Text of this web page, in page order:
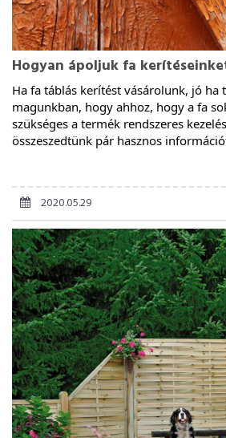
Hogyan ápoljuk fa
Ha fa táblás kerítést vásárolunk, jó ha
magunkban, hogy ahhoz, hogy a fa
szükséges a termék rendszeres
összeszedtünk pár hasznos
2020.05.29